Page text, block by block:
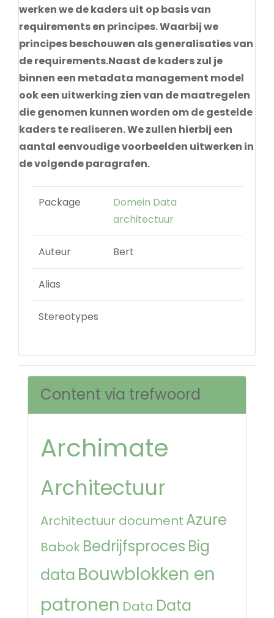
werken we de kaders uit op basis van
requirements en principes. Waarbij we
principes beschouwen als generalisaties van
de requirements.Naast de kaders zul je
binnen een metadata management model
ook een uitwerking zien van de maatregelen
die genomen kunnen worden om de gestelde
kaders te realiseren. We zullen hierbij een
aantal eenvoudige voorbeelden uitwerken in
de volgende paragrafen.
Package
Domein Data
architectuur
Auteur Bert
Alias
Stereotypes
Content via trefwoord
Archimate
Architectuur
Architectuur document Azure
Babok Bedrijfsproces Big
data Bouwblokken en
patronen Data Data